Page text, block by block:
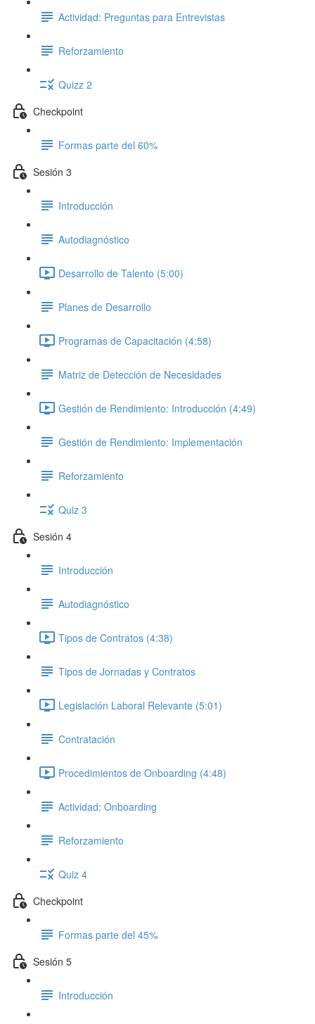
Actividad: Preguntas para Entrevistas
Reforzamiento
Quizz 2
Checkpoint
Formas parte del 60%
Sesión 3
Introducción
Autodiagnóstico
Desarrollo de Talento (5:00)
Planes de Desarrollo
Programas de Capacitación (4:58)
Matriz de Detección de Necesidades
Gestión de Rendimiento: Introducción (4:49)
Gestión de Rendimiento: Implementación
Reforzamiento
Quiz 3
Sesión 4
Introducción
Autodiagnóstico
Tipos de Contratos (4:38)
Tipos de Jornadas y Contratos
Legislación Laboral Relevante (5:01)
Contratación
Procedimientos de Onboarding (4:48)
Actividad: Onboarding
Reforzamiento
Quiz 4
Checkpoint
Formas parte del 45%
Sesión 5
Introducción